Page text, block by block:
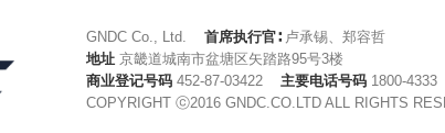
GNDC Co., Ltd. 首席执行官∶卢承锡、郑容哲
地址京畿道城南市盆塘区矢踏路95号3楼
商业登记号码 452-87-03422 主要电话号码1800-4333
COPYRIGHT ⓒ2016 GNDC.CO.LTD ALL RIGHTS